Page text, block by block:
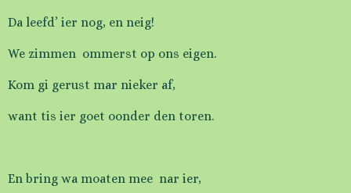
Da leefd’ ier nog, en neig!
We zimmen ommerst op ons eigen.
Kom gi gerust mar nieker af,
want tis ier goet oonder den toren.
En bring wa moaten mee nar ier,